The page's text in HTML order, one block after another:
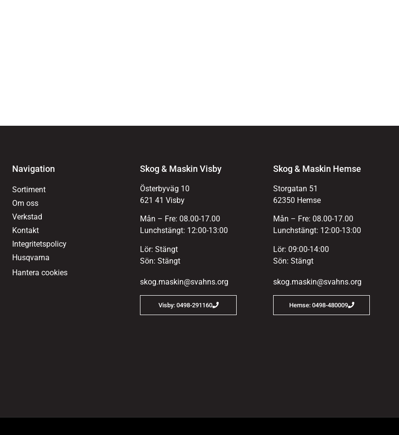
Navigation
Sortiment
Om oss
Verkstad
Kontakt
Integritetspolicy
Husqvarna
Hantera cookies
Skog & Maskin Visby
Österbyväg 10
621 41 Visby
Mån – Fre: 08.00-17.00
Lunchstängt: 12:00-13:00
Lör: Stängt
Sön: Stängt
skog.maskin@svahns.org
Visby: 0498-291160
Skog & Maskin Hemse
Storgatan 51
62350 Hemse
Mån – Fre: 08.00-17.00
Lunchstängt: 12:00-13:00
Lör: 09:00-14:00
Sön: Stängt
skog.maskin@svahns.org
Hemse: 0498-480009